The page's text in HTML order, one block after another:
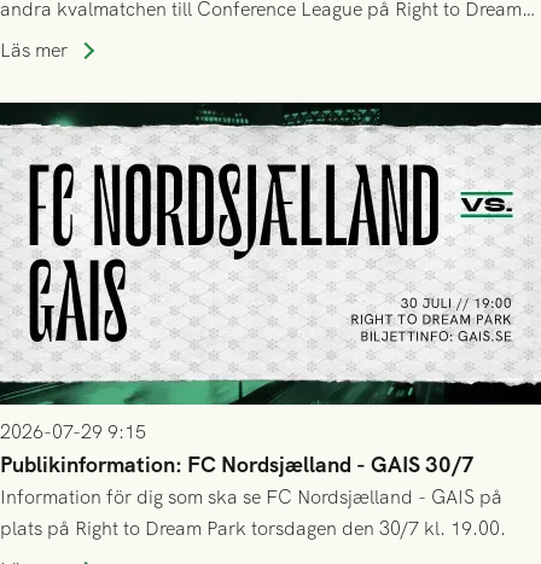
andra kvalmatchen till Conference League på Right to Dream
Park! Fredrik Holmberg och ledarstaben har tagit ut följande
Läs mer
2026-07-29 9:15
Publikinformation: FC Nordsjælland - GAIS 30/7
Information för dig som ska se FC Nordsjælland - GAIS på
plats på Right to Dream Park torsdagen den 30/7 kl. 19.00.